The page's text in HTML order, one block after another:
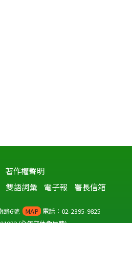
著作權聲明
雙語詞彙 電子報 署長信箱
路6號 MAP 電話：02-2395-9825
(全年無休免付費)